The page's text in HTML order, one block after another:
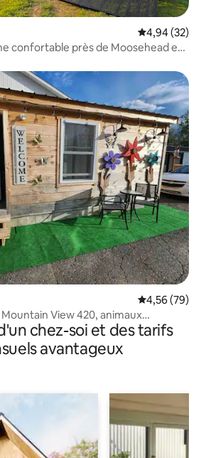
Évaluation
4,94 (32)
confortable près de Moosehead et
Évaluation
4,56 (79)
View 420, animaux
chez-soi et des tarifs
avantageux